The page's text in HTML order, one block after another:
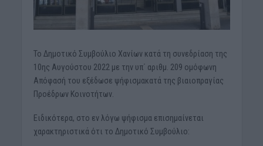
Το Δημοτικό Συμβούλιο Χανίων κατά τη συνεδρίαση της
10ης Αυγούστου 2022 με την υπ΄ αριθμ. 209 ομόφωνη
Απόφασή του εξέδωσε ψήφισμακατά της βιαιοπραγίας
Προέδρων Κοινοτήτων.
Ειδικότερα, στο εν λόγω ψήφισμα επισημαίνεται
χαρακτηριστικά ότι το Δημοτικό Συμβούλιο: